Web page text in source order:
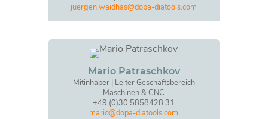
juergen.waidhas@dopa-diatools.com
Mario Patraschkov
Mitinhaber | Leiter Geschäftsbereich
Maschinen & CNC
+49 (0)30 5858428 31
mario@dopa-diatools.com